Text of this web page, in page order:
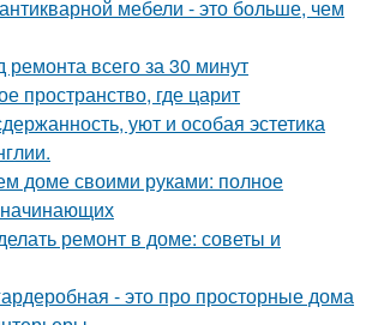
мебели - это больше, чем
ремонта всего за 30 минут
пространство, где царит
уют и особая эстетика
доме своими руками: полное
начинающих
ремонт в доме: советы и
- это про просторные дома